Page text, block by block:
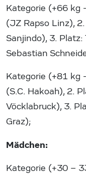
Kategorie (+66 kg
(JZ Rapso Linz),
Sanjindo), 3. Platz:
Sebastian
Kategorie (+81 kg
(S.C. Hakoah), 2.
Vöcklabruck), 3.
Graz);
Mädchen:
Kategorie (+30 –